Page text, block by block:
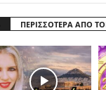
ΠΕΡΙΣΣΟΤΕΡΑ ΑΠΟ